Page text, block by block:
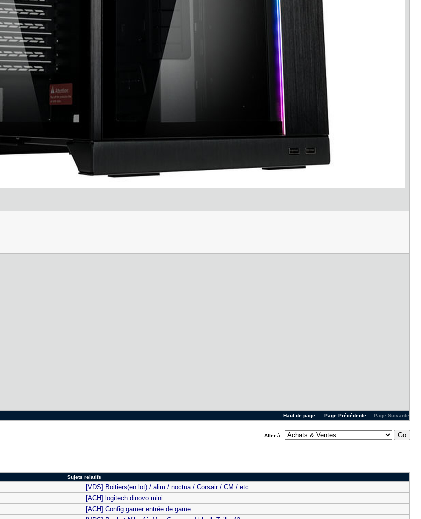
Page Suivante
Page Précédente
Haut de page
Aller à :
Sujets relatifs
[VDS] Boitiers(en lot) / alim / noctua / Corsair / CM / etc..
[ACH] logitech dinovo mini
[ACH] Config gamer entrée de game